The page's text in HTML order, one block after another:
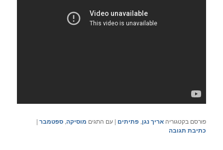
פורסם בקטגוריה אריך נגן,פתיתים |עם התגים מוסיקה,ספטמבר |
כתיבת תגובה